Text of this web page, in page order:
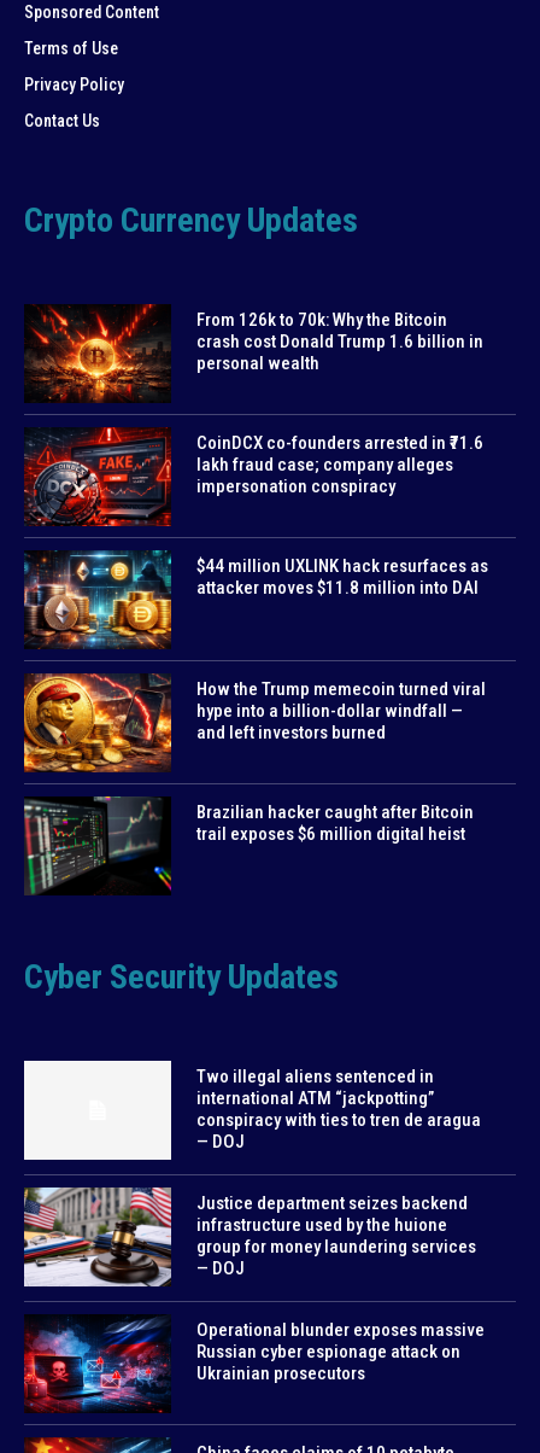
Sponsored Content
Terms of Use
Privacy Policy
Contact Us
Crypto Currency Updates
From 126k to 70k: Why the Bitcoin
crash cost Donald Trump 1.6 billion in
personal wealth
CoinDCX co-founders arrested in ₹71.6
lakh fraud case; company alleges
impersonation conspiracy
$44 million UXLINK hack resurfaces as
attacker moves $11.8 million into DAI
How the Trump memecoin turned viral
hype into a billion-dollar windfall —
and left investors burned
Brazilian hacker caught after Bitcoin
trail exposes $6 million digital heist
Cyber Security Updates
Two illegal aliens sentenced in
international ATM “jackpotting”
conspiracy with ties to tren de aragua
— DOJ
Justice department seizes backend
infrastructure used by the huione
group for money laundering services
— DOJ
Operational blunder exposes massive
Russian cyber espionage attack on
Ukrainian prosecutors